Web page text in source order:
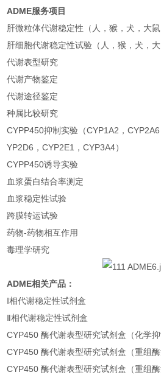
ADME服务项目
肝微粒体代谢稳定性（人，猴，犬，大鼠
肝细胞代谢稳定性试验（人，猴，犬，大
代谢表型研究
代谢产物鉴定
代谢途径鉴定
种属比较研究
CYPP450抑制实验（CYP1A2，
YP2D6，CYP2E1，CYP3A4）
CYPP450诱导实验
血浆蛋白结合率测定
血浆稳定性试验
跨膜转运试验
药物-药物相互作用
毒理学研究
ADME相关产品：
Ⅰ相代谢稳定性试剂盒
Ⅱ相代谢稳定性试剂盒
CYP450 酶代谢表型研究试剂盒（化学抑
CYP450 酶代谢表型研究试剂盒（重组酶
CYP450 酶代谢表型研究试剂盒（重组酶